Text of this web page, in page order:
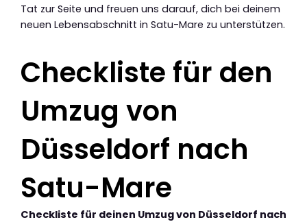
Tat zur Seite und freuen uns darauf, dich bei deinem
neuen Lebensabschnitt in Satu-Mare zu unterstützen.
Checkliste für den
Umzug von
Düsseldorf nach
Satu-Mare
Checkliste für deinen Umzug von Düsseldorf nach